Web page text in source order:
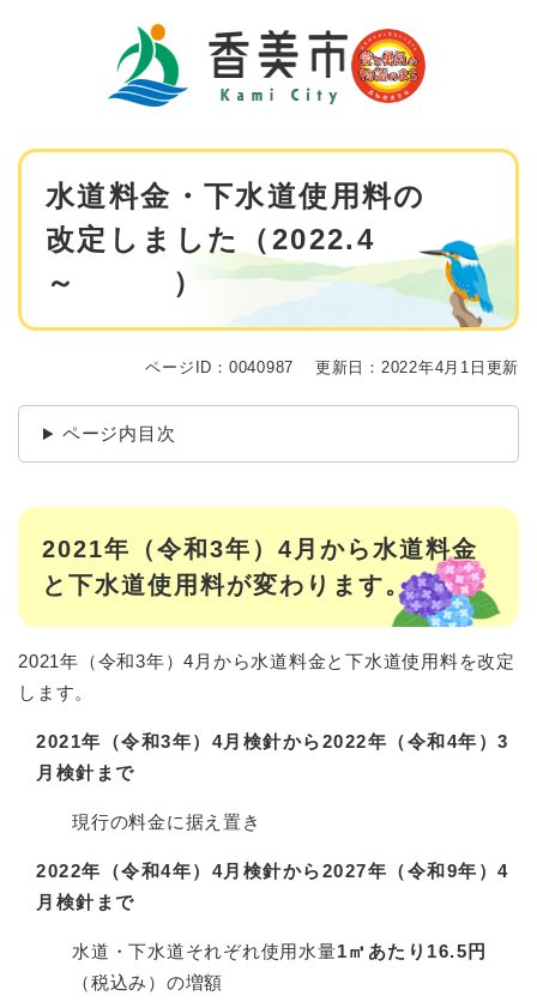
本
水道料金・下水道使用料の
改定しました（2022.4
～ ）
ページID：0040987 更新日：2022年4月1日更新
ページ内目次
2021年（令和3年）4月から水道料金
と下水道使用料が変わります。
2021年（令和3年）4月から水道料金と下水道使用料を改定
します。
2021年（令和3年）4月検針から2022年（令和4年）3
月検針まで
現行の料金に据え置き
2022年（令和4年）4月検針から2027年（令和9年）4
月検針まで
水道・下水道それぞれ使用水量1㎥あたり16.5円
（税込み）の増額